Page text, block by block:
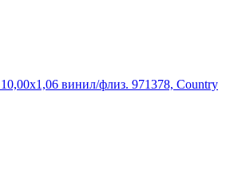
винил/флиз. 971378, Country